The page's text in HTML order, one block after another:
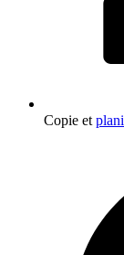
Copie et